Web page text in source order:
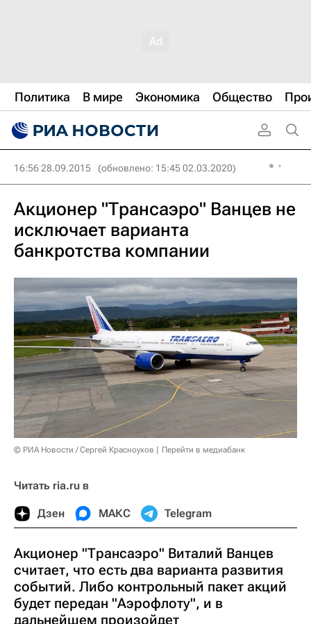
Политика В мире Экономика Общество
16:56 28.09.2015 (обновлено: 15:45 02.03.2020)
Акционер "Трансаэро" Ванцев не
исключает варианта
банкротства компании
© РИА Новости / Сергей Красноухов Перейти в медиабанк
Читать ria.ru в
Дзен МАКС Telegram
Акционер "Трансаэро" Виталий Ванцев
считает, что есть два варианта развития
событий. Либо контрольный пакет акций
будет передан "Аэрофлоту", и в
дальнейшем произойдет